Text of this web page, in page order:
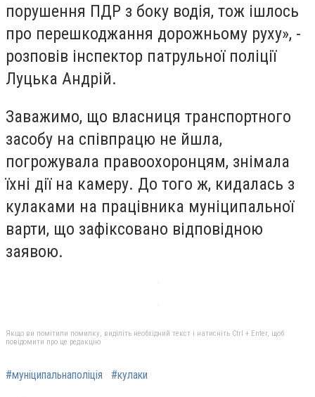
порушення ПДР з боку водія, тож ішлось
про перешкоджання дорожньому руху», -
розповів інспектор патрульної поліції
Луцька Андрій.
Заважимо, що власниця транспортного
засобу на співпрацю не йшла,
погрожувала правоохоронцям, знімала
їхні дії на камеру. До того ж, кидалась з
кулаками на працівника муніципальної
варти, що зафіксовано відповідною
заявою.
Якщо ви помітили помилку, виділіть необхідний текст і натисніть Ctrl + Enter, щоб
повідомити про це редакцію
#муніципальнаполіція #кулаки